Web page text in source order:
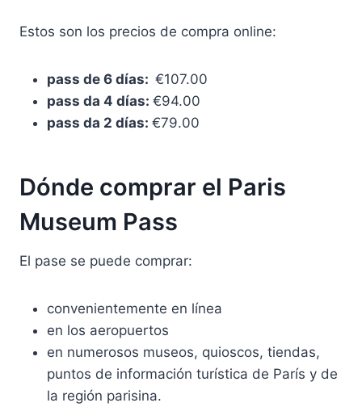
Estos son los precios de compra online:
pass de 6 días: €107.00
pass da 4 días: €94.00
pass da 2 días: €79.00
Dónde comprar el Paris
Museum Pass
El pase se puede comprar:
convenientemente en línea
en los aeropuertos
en numerosos museos, quioscos, tiendas,
puntos de información turística de París y de
la región parisina.